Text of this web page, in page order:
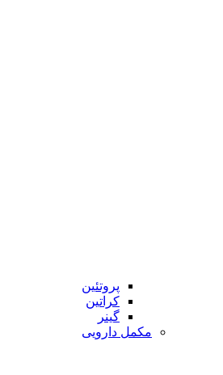
پروتئین
کراتین
گینر
مکمل دارویی